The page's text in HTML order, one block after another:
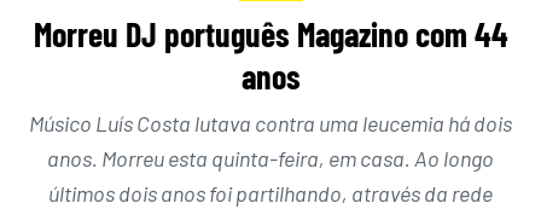
Morreu DJ português Magazino com 44
anos
Músico Luís Costa lutava contra uma leucemia há dois
anos. Morreu esta quinta-feira, em casa. Ao longo
últimos dois anos foi partilhando, através da rede